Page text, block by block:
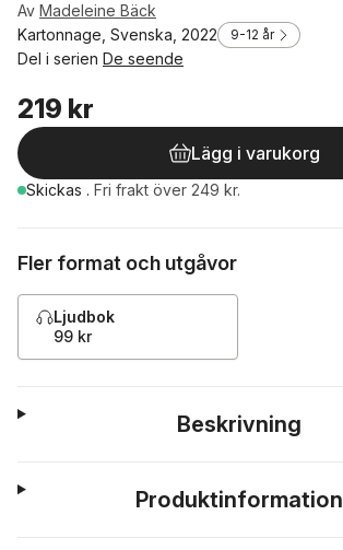
Av Madeleine Bäck
Kartonnage, Svenska, 2022
9-12 år
Del i serien De seende
219 kr
Lägg i varukorg
Skickas . Fri frakt över 249 kr.
Fler format och utgåvor
Ljudbok
99 kr
Beskrivning
Produktinformation